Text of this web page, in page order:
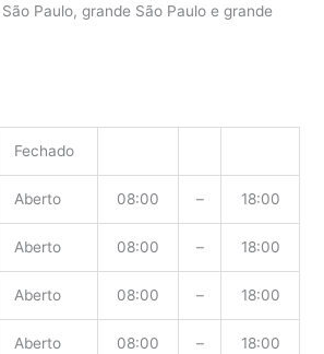
São Paulo, grande São Paulo e grande
Fechado
Aberto 08:00 – 18:00
Aberto 08:00 – 18:00
Aberto 08:00 – 18:00
Aberto 08:00 – 18:00